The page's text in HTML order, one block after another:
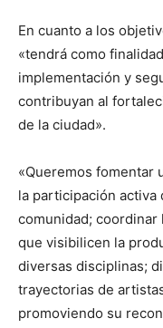
En cuanto a los
«tendrá como
implementación y
contribuyan al
de la ciudad».
«Queremos fomentar
la participación
comunidad;
que visibilicen la
diversas disciplinas;
trayectorias de
promoviendo su